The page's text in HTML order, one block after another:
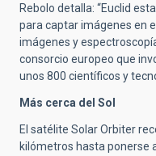
Rebolo detalla: “Euclid
para captar imágenes en
imágenes y
consorcio europeo que
unos 800 científicos y
Más cerca del Sol
El satélite Solar Orbiter
kilómetros hasta ponerse